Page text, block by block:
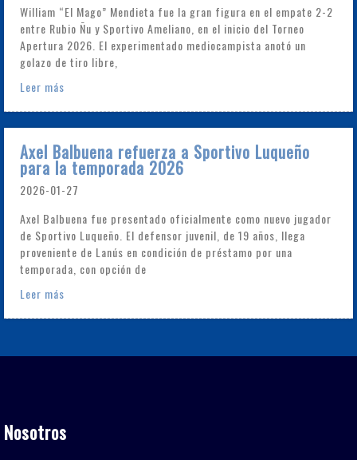
William “El Mago” Mendieta fue la gran figura en el empate 2-2
entre Rubio Ñu y Sportivo Ameliano, en el inicio del Torneo
Apertura 2026. El experimentado mediocampista anotó un
golazo de tiro libre,
Leer más
Axel Balbuena refuerza a Sportivo Luqueño
para la temporada 2026
2026-01-27
Axel Balbuena fue presentado oficialmente como nuevo jugador
de Sportivo Luqueño. El defensor juvenil, de 19 años, llega
proveniente de Lanús en condición de préstamo por una
temporada, con opción de
Leer más
Nosotros